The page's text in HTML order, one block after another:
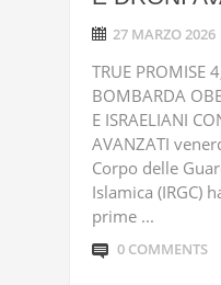
27 MARZO 2026
TRUE PROMISE
BOMBARDA
E ISRAELIANI
AVANZATI
Corpo delle
Islamica (IRGC)
prime ...
0 COMMENTS